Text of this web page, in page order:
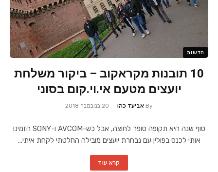
חדשות
10 תובנות מקראקוב – ביקור משלחת
יועצים מטעם אי.וי.קום בסוני
By אביעד כהן 20 בנובמבר 2018
סוף שנה היא תקופה סופר לחוצה, אבל כש-AVCOM ו-SONY הזמינו
אותי לכנס בפולין עם נבחרת יועצים מובילה החלטתי לקחת איתי…
קרא עוד